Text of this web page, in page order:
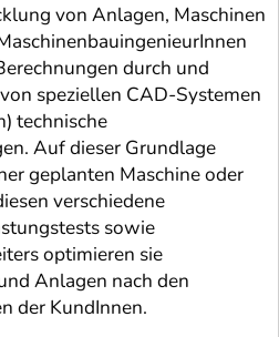
von Anlagen, Maschinen
durch und
speziellen CAD-Systemen
technische
Auf dieser Grundlage
geplanten Maschine oder
verschiedene
sowie
optimieren sie
Anlagen nach den
der KundInnen.